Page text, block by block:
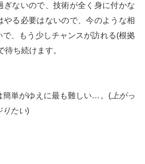
ぎないので、技術が全く身に付かな
やる必要はないので、今のような相
、もう少しチャンスが訪れる(根拠
待ち続けます。
簡単がゆえに最も難しい…。(上がっ
りたい)